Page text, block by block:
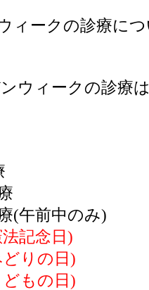
ィークの診療に
ウィークの診療
午前中のみ)
記念日)
りの日)
もの日)